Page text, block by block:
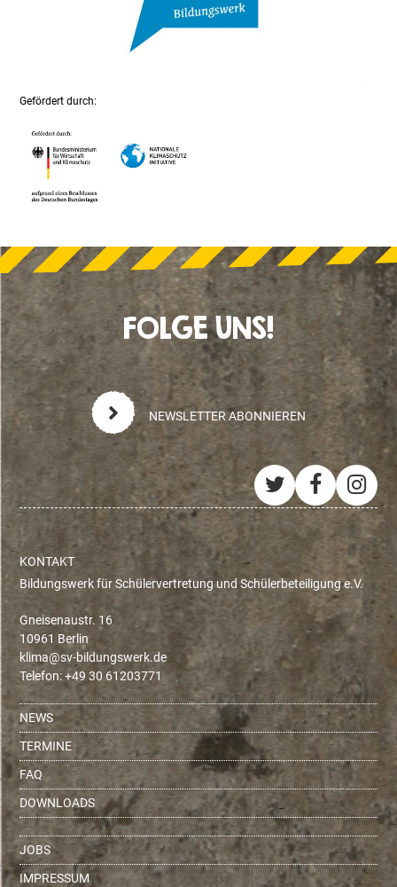
Gefördert durch:
FOLGE UNS!
NEWSLETTER ABONNIEREN
Twitter
KONTAKT
Bildungswerk für Schülervertretung und Schülerbeteiligung e.V.
Gneisenaustr. 16
10961 Berlin
ed.krewsgnudlib-vs@amilk
Telefon: +49 30 61203771
NEWS
TERMINE
FAQ
DOWNLOADS
JOBS
IMPRESSUM